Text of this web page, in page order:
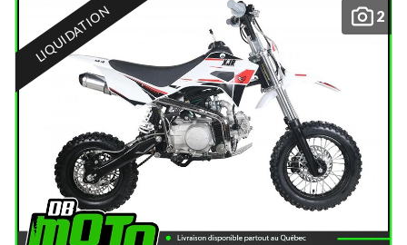
2
LIQUIDATION